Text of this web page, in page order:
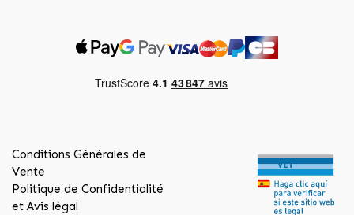
Conditions Générales de
Vente
Politique de Confidentialité
et Avis légal